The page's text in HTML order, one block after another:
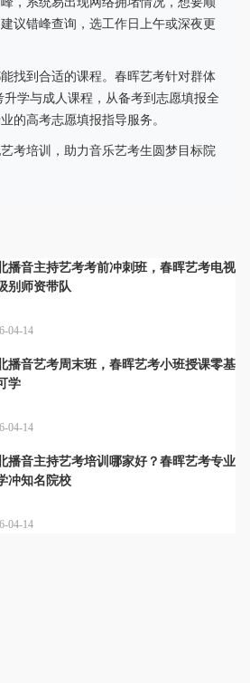
议错峰查询，选工作日上午或深夜更
找到合适的课程。春晖艺考针对群体
学与成人课程，从备考到志愿填报全
的高考志愿填报指导服务。
考培训，助力音乐艺考生圆梦目标院
播音主持艺考考前冲刺班，春晖艺考电视
别师资带队
04-14
播音艺考周末班，春晖艺考小班授课零基
学
04-14
播音主持艺考培训哪家好？春晖艺考专业
冲知名院校
04-14